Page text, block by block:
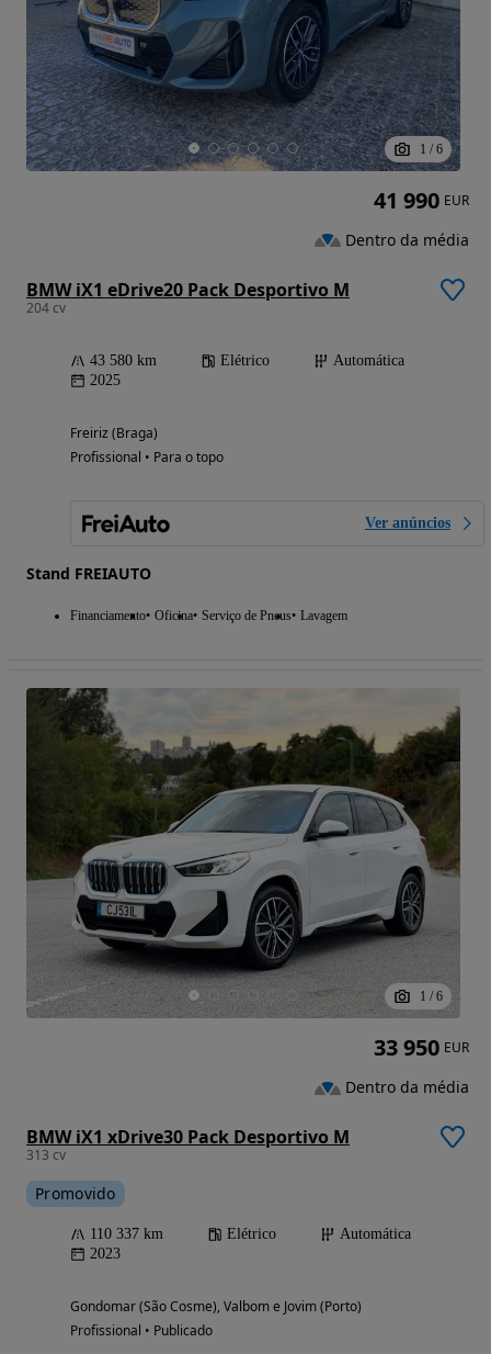
1 / 6
BMW iX1 eDrive20 Pack Desportivo M
204 cv
43 580 km Elétrico
Automática
2025
Freiriz (Braga)
Profissional • Para o topo
Ver anúncios
Stand FREIAUTO
Financiamento Oficina Serviço de Pneus Lavagem
41 990 EUR
Dentro da média
1 / 6
BMW iX1 xDrive30 Pack Desportivo M
313 cv
Promovido
110 337 km Elétrico
Automática
2023
Gondomar (São Cosme), Valbom e Jovim (Porto)
Profissional • Publicado
33 950 EUR
Dentro da média